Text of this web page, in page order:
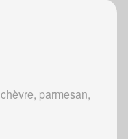
parmesan,